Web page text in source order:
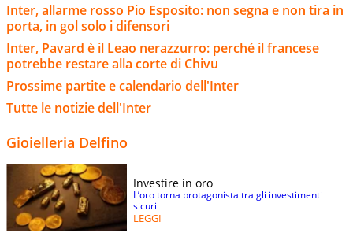
Inter, allarme rosso Pio Esposito: non segna e non tira in
porta, in gol solo i difensori
Inter, Pavard è il Leao nerazzurro: perché il francese
potrebbe restare alla corte di Chivu
Prossime partite e calendario dell'Inter
Tutte le notizie dell'Inter
Gioielleria Delfino
Investire in oro
L’oro torna protagonista tra gli investimenti
sicuri
LEGGI